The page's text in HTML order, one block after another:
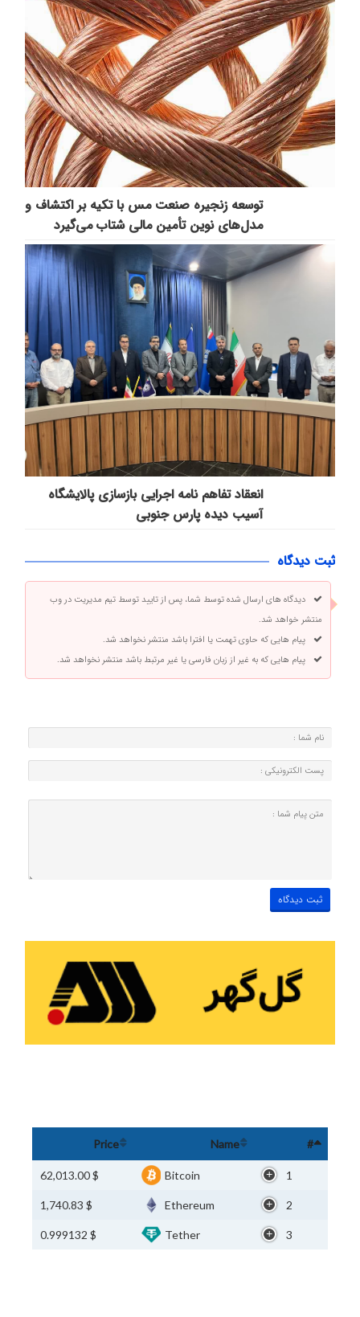
توسعه زنجیره صنعت مس با تکیه بر اکتشاف و
مدل‌های نوین تأمین مالی شتاب می‌گیرد
انعقاد تفاهم نامه اجرایی بازسازی پالایشگاه
آسیب دیده پارس جنوبی
ثبت دیدگاه
دیدگاه های ارسال شده توسط شما، پس از تایید توسط تیم مدیریت در وب
منتشر خواهد شد.
پیام هایی که حاوی تهمت یا افترا باشد منتشر نخواهد شد.
پیام هایی که به غیر از زبان فارسی یا غیر مرتبط باشد منتشر نخواهد شد.
#
Name
Price
1
Bitcoin
$ 62,013.00
2
Ethereum
$ 1,740.83
3
Tether
$ 0.999132